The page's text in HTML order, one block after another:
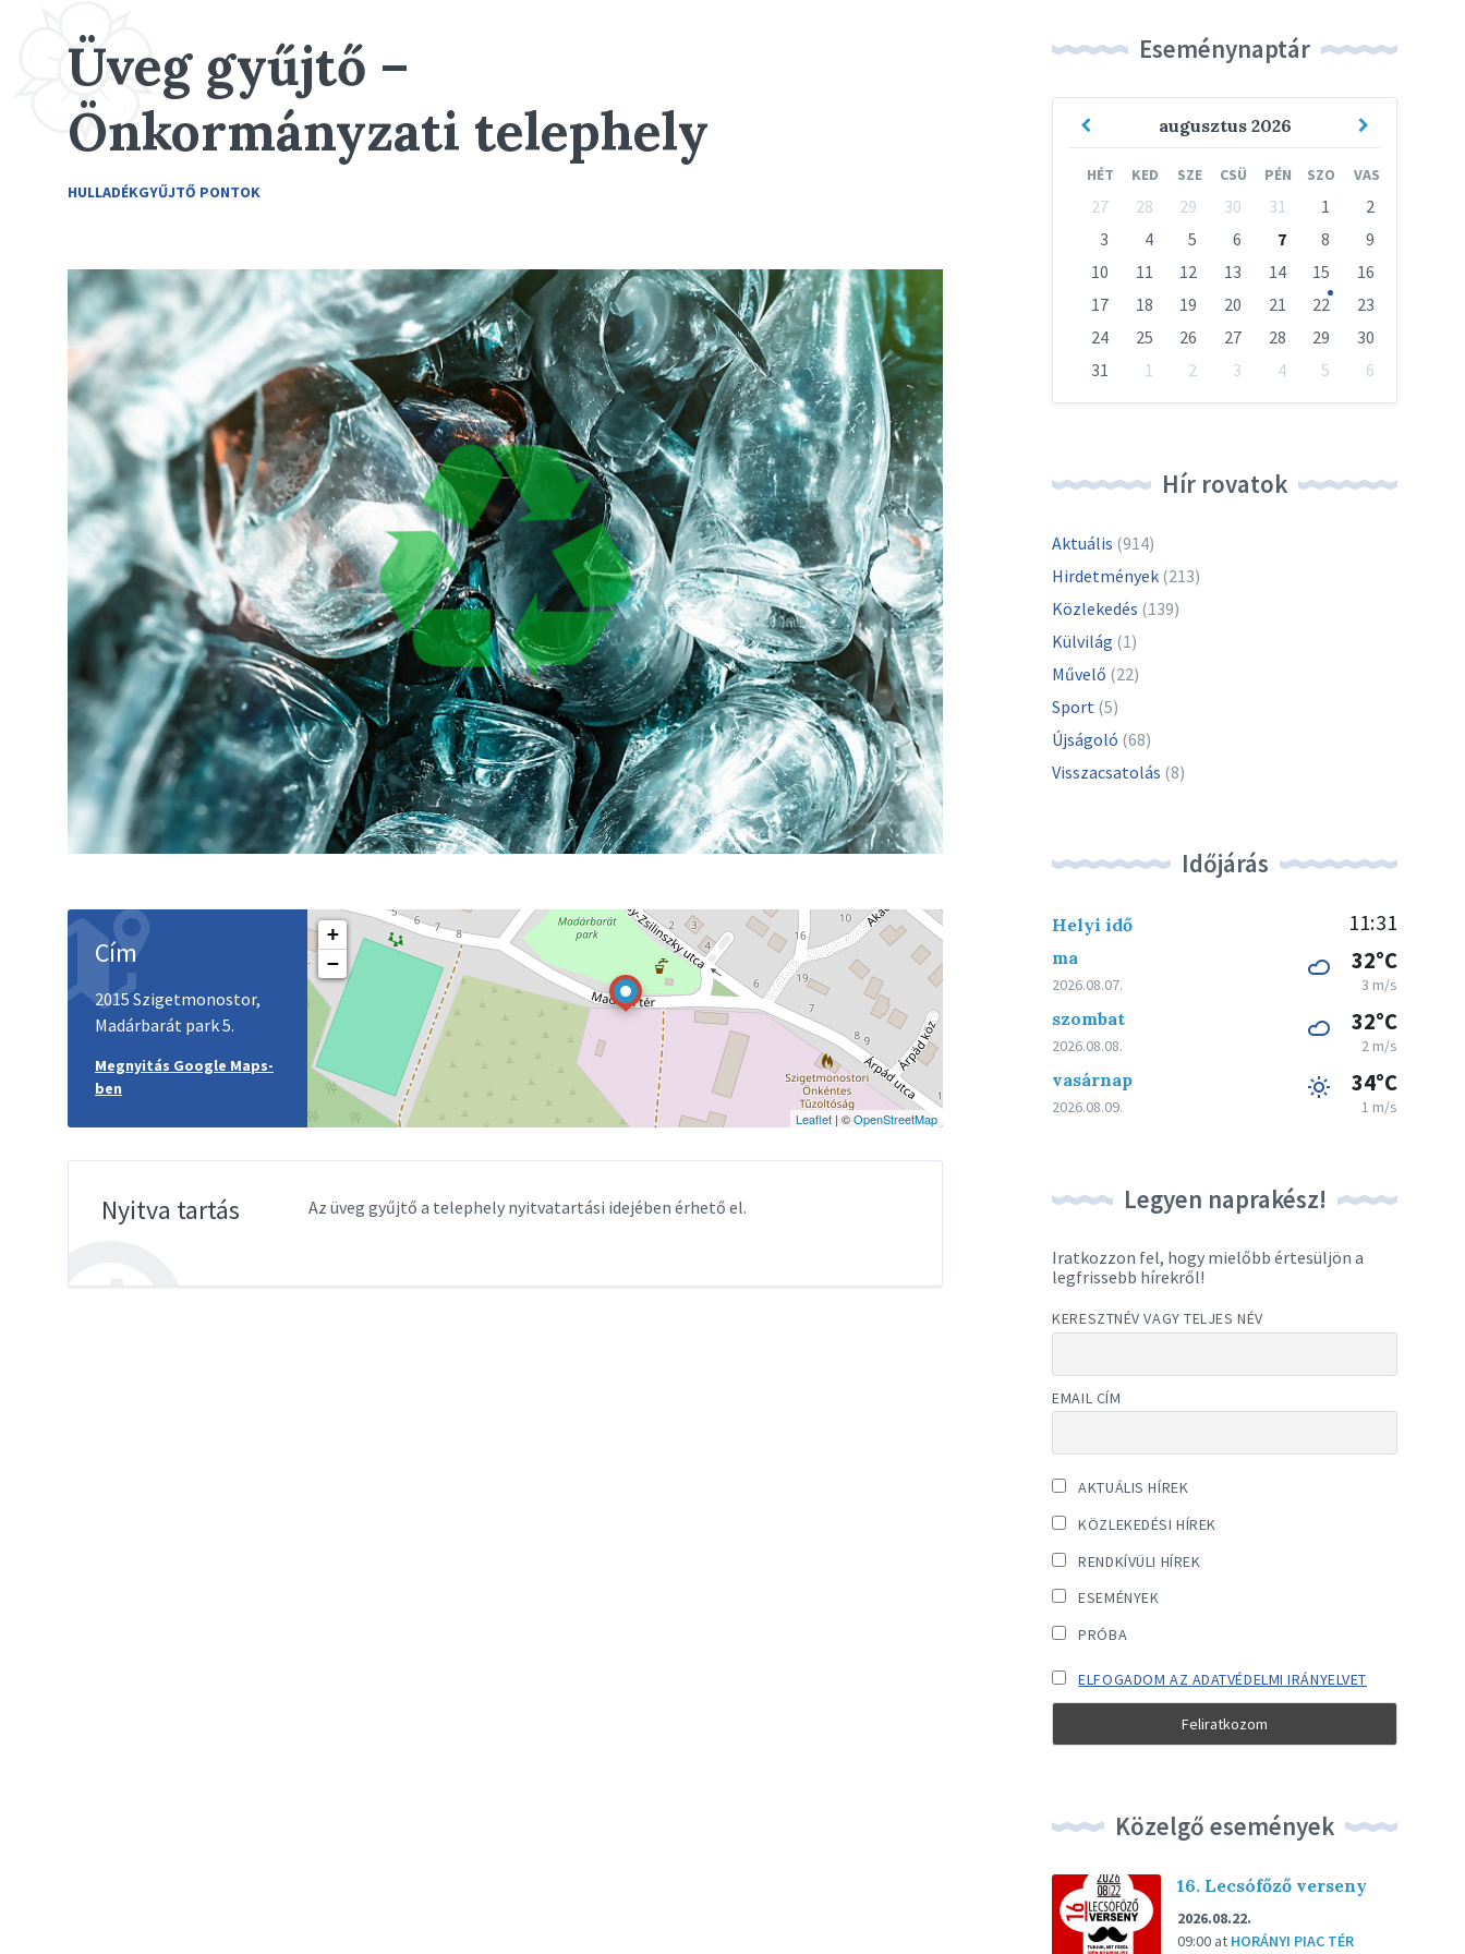
Üveg gyűjtő –
Önkormányzati telephely
HULLADÉKGYŰJTŐ PONTOK
Cím
2015 Szigetmonostor,
Madárbarát park 5.
Megnyitás Google Maps-
ben
+
−
Leaflet | ©OpenStreetMap
Nyitva tartás Az üveg gyűjtő a telephely nyitvatartási idejében érhető el.
Eseménynaptár
augusztus 2026
Previous
Next
HÉT KED SZE CSÜ PÉN SZO VAS
Skip
calendar
days
27 28 29 30 31 1
2
3
4 5 6 7 8
9
10
11 12 13 14 15
16
17
18 19 20 21 22
23
24
25 26 27 28 29
30
31
1 2 3 4 5
6
Hír rovatok
Aktuális (914)
Hirdetmények (213)
Közlekedés (139)
Külvilág (1)
Művelő (22)
Sport (5)
Újságoló (68)
Visszacsatolás (8)
Időjárás
Helyi idő 11:31
ma
2026.08.07.
32°C
3 m/s
szombat
2026.08.08.
32°C
2 m/s
vasárnap
2026.08.09.
34°C
1 m/s
Legyen naprakész!
Iratkozzon fel, hogy mielőbb értesüljön a
legfrissebb hírekről!
KERESZTNÉV VAGY TELJES NÉV
EMAIL CÍM
AKTUÁLIS HÍREK
KÖZLEKEDÉSI HÍREK
RENDKÍVÜLI HÍREK
ESEMÉNYEK
PRÓBA
ELFOGADOM AZ ADATVÉDELMI IRÁNYELVET
Közelgő események
16. Lecsófőző verseny
2026.08.22.
09:00 at HORÁNYI PIAC TÉR